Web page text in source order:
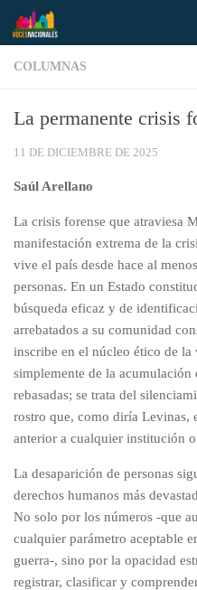
Saltar al contenido
COLUMNAS
La permanente crisis
11 DE DICIEMBRE DE 2025
Saúl Arellano
La crisis forense que atraviesa
manifestación extrema de la
vive el país desde hace al
personas. En un Estado
búsqueda eficaz y de
arrebatados a su comunidad
inscribe en el núcleo ético de
simplemente de la acumulación
rebasadas; se trata del
rostro que, como diría Levinas,
anterior a cualquier institución
La desaparición de personas
derechos humanos más
No solo por los números -que
cualquier parámetro aceptable
guerra-, sino por la opacidad
registrar, clasificar y